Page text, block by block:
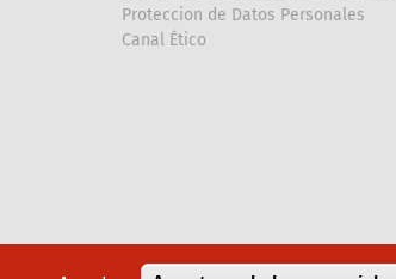
Proteccion de Datos Personales
Canal Ético